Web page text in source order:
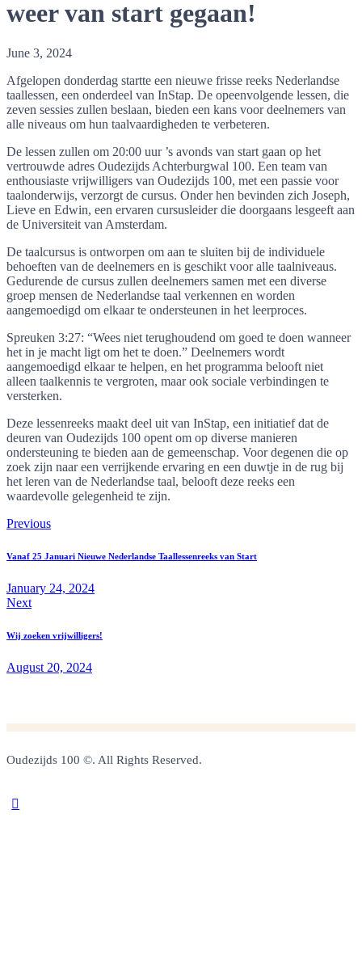
weer van start gegaan!
June 3, 2024
Afgelopen donderdag startte een nieuwe frisse reeks Nederlandse
taallessen, een onderdeel van InStap. De opeenvolgende lessen, die
zeven sessies zullen beslaan, bieden een kans voor deelnemers van
alle niveaus om hun taalvaardigheden te verbeteren.
De lessen zullen om 20:00 uur ’s avonds van start gaan op het
vertrouwde adres Oudezijds Achterburgwal 100. Een team van
enthousiaste vrijwilligers van Oudezijds 100, met een passie voor
taalonderwijs, verzorgt de cursus. Onder hen bevinden zich Joseph,
Lieve en Edwin, een ervaren cursusleider die doorgaans lesgeeft aan
de Universiteit van Amsterdam.
De taalcursus is ontworpen om aan te sluiten bij de individuele
behoeften van de deelnemers en is geschikt voor alle taalniveaus.
Gedurende de cursus zullen deelnemers samen met een diverse
groep mensen de Nederlandse taal verkennen en worden
aangemoedigd om elkaar te ondersteunen in het leerproces.
Spreuken 3:27: “Wees niet terughoudend om goed te doen wanneer
het in je macht ligt om het te doen.” Deelnemers wordt
aangemoedigd elkaar te helpen, en het programma belooft niet
alleen taalkennis te vergroten, maar ook sociale verbindingen te
versterken.
Deze lessenreeks maakt deel uit van InStap, een initiatief dat de
deuren van Oudezijds 100 opent om op diverse manieren
ondersteuning te bieden aan de gemeenschap. Voor degenen die op
zoek zijn naar een verrijkende ervaring en een duwtje in de rug bij
het leren van de Nederlandse taal, belooft deze reeks een
waardevolle gelegenheid te zijn.
Post
navigation
Previous
Vanaf 25 Januari Nieuwe Nederlandse Taallessenreeks van Start
January 24, 2024
Next
Wij zoeken vrijwilligers!
August 20, 2024
Oudezijds 100 ©. All Rights Reserved.